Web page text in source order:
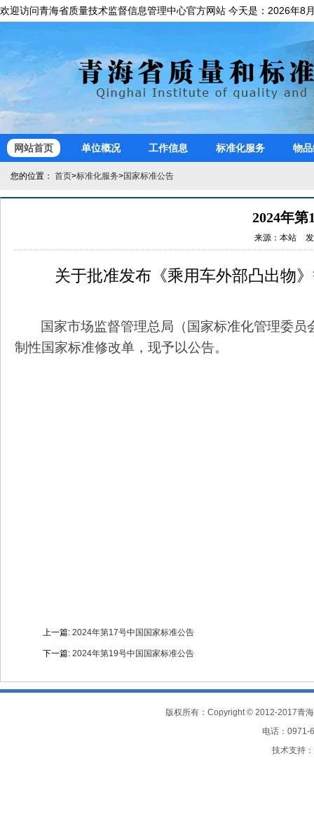
欢迎访问青海省质量技术监督信息管理中心官方网站 今天是：
网站首页 单位概况 工作信息 标准化服务 物
您的位置： 首页>标准化服务>国家标准公告
2024年第
关于批准发布《乘用车外部凸出物
国家市场监督管理总局（国家标准化管理委
制性国家标准修改单，现予以公告。
上一篇: 2024年第17号中国国家标准公告
下一篇: 2024年第19号中国国家标准公告
电话：0971-
技术支持：